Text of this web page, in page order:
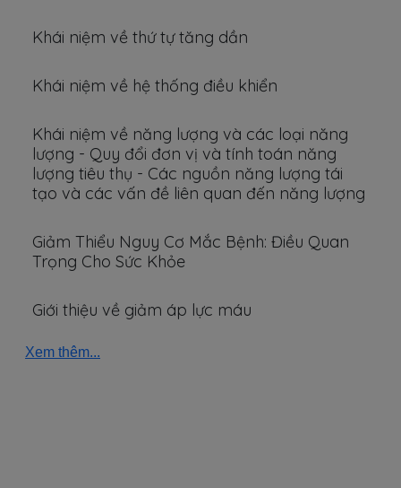
Khái niệm về thứ tự tăng dần
Khái niệm về hệ thống điều khiển
Khái niệm về năng lượng và các loại năng
lượng - Quy đổi đơn vị và tính toán năng
lượng tiêu thụ - Các nguồn năng lượng tái
tạo và các vấn đề liên quan đến năng lượng
Giảm Thiểu Nguy Cơ Mắc Bệnh: Điều Quan
Trọng Cho Sức Khỏe
Giới thiệu về giảm áp lực máu
Xem thêm...